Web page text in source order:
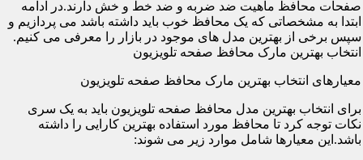
صفحات محافظ ماهیت ضد ضربه و ضد خط و خش دارند.در ادامه
ابتدا به مشخصاتی که یک محافظ خوب باید داشته باشد می پردازیم و
سپس برخی از بهترین مدل های موجود در بازار را معرفی می کنیم.
انتخاب بهترین مارک محافظ صفحه تلویزیون
معیارهای انتخاب بهترین مارک محافظ صفحه تلویزیون
برای انتخاب بهترین مدل محافظ صفحه تلویزیون باید به یک سری
نکات توجه کرد تا محافظ مورد استفاده بهترین کارایی را داشته
باشد.این معیارها شامل موارد زیر می شوند: